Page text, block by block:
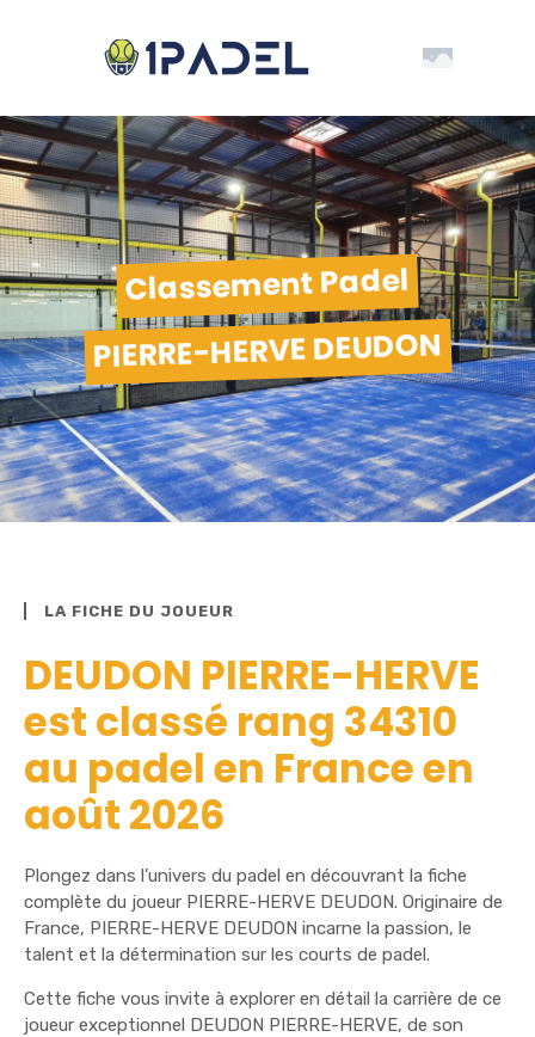
Classement Padel
PIERRE-HERVE DEUDON
LA FICHE DU JOUEUR
DEUDON PIERRE-HERVE
est classé rang 34310
au padel en France en
août 2026
Plongez dans l’univers du padel en découvrant la fiche
complète du joueur PIERRE-HERVE DEUDON. Originaire de
France, PIERRE-HERVE DEUDON incarne la passion, le
talent et la détermination sur les courts de padel.
Cette fiche vous invite à explorer en détail la carrière de ce
joueur exceptionnel DEUDON PIERRE-HERVE, de son